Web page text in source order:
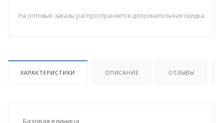
На оптовые заказы распространяется дополнительная скидка
ХАРАКТЕРИСТИКИ ОПИСАНИЕ ОТЗЫВЫ
Базовая единица